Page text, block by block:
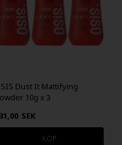
Dust It Mattifying
10g x 3
SEK